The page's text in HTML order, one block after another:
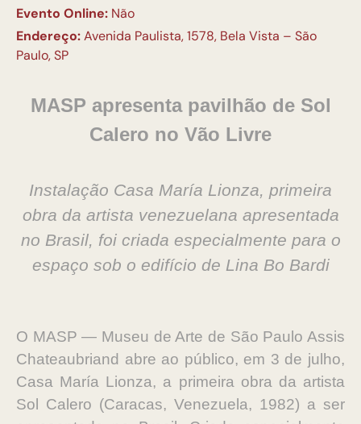
Evento Online: Não
Endereço:Avenida Paulista, 1578, Bela Vista – São
Paulo, SP
MASP apresenta pavilhão de Sol
Calero no Vão Livre
Instalação Casa María Lionza, primeira
obra da artista venezuelana apresentada
no Brasil, foi criada especialmente para o
espaço sob o edifício de Lina Bo Bardi
O MASP — Museu de Arte de São Paulo Assis
Chateaubriand abre ao público, em 3 de julho,
Casa María Lionza, a primeira obra da artista
Sol Calero (Caracas, Venezuela, 1982) a ser